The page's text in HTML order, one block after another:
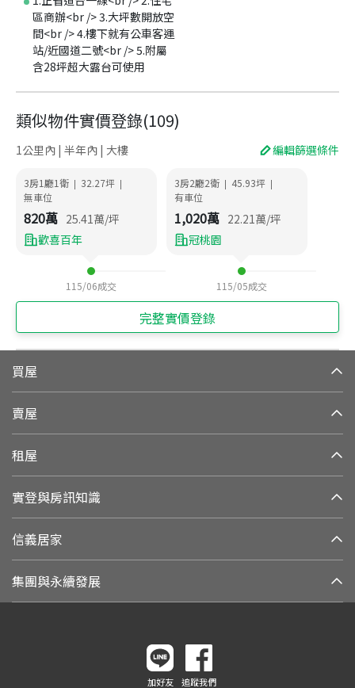
區商辦<br /> 3.大坪數開放空
間<br /> 4.樓下就有公車客運
站/近國道二號<br /> 5.附屬
含28坪超大露台可使用
類似物件實價登錄(109)
1公里內 | 半年內 | 大樓 編輯篩選條件
3房1廳1衛 | 32.27坪 |
無車位
820萬 25.41萬/坪
歡喜百年
115/06成交
3房2廳2衛 | 45.93坪 |
有車位
1,020萬 22.21萬/坪
冠桃園
115/05成交
完整實價登錄
買屋
賣屋
租屋
實登與房訊知識
信義居家
集團與永續發展
加好友 追蹤我們